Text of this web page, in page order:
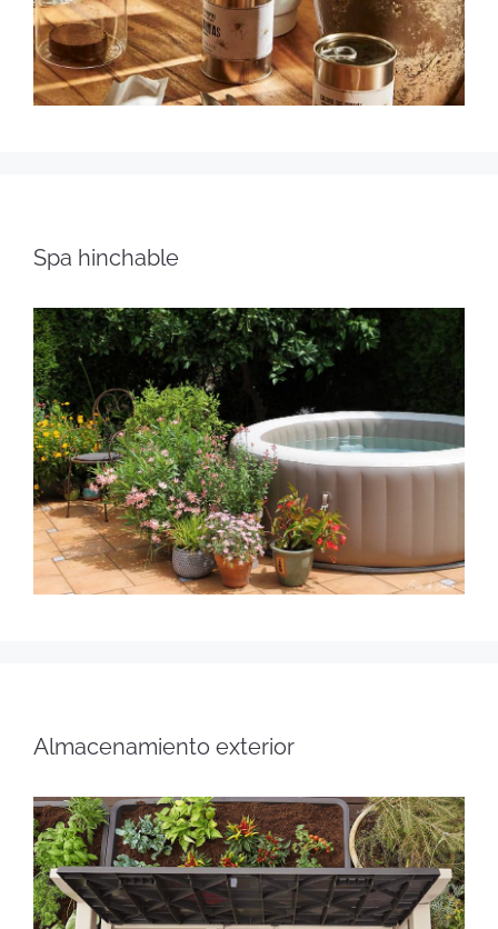
Spa hinchable
Almacenamiento exterior